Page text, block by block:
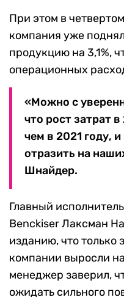
При этом в
компания уже
продукцию на 3,1%,
операционных
«Можно с
что рост затрат
чем в 2021 году,
отразить на
Шнайдер.
Главный
Benckiser Лаксман
изданию, что только
компании выросли
менеджер заверил,
ожидать сильного